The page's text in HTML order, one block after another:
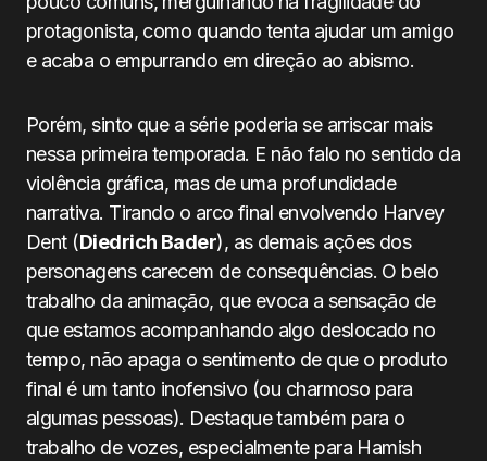
protagonista, como quando tenta ajudar um amigo
e acaba o empurrando em direção ao abismo.
Porém, sinto que a série poderia se arriscar mais
nessa primeira temporada. E não falo no sentido da
violência gráfica, mas de uma profundidade
narrativa. Tirando o arco final envolvendo Harvey
Dent (Diedrich Bader), as demais ações dos
personagens carecem de consequências. O belo
trabalho da animação, que evoca a sensação de
que estamos acompanhando algo deslocado no
tempo, não apaga o sentimento de que o produto
final é um tanto inofensivo (ou charmoso para
algumas pessoas). Destaque também para o
trabalho de vozes, especialmente para Hamish